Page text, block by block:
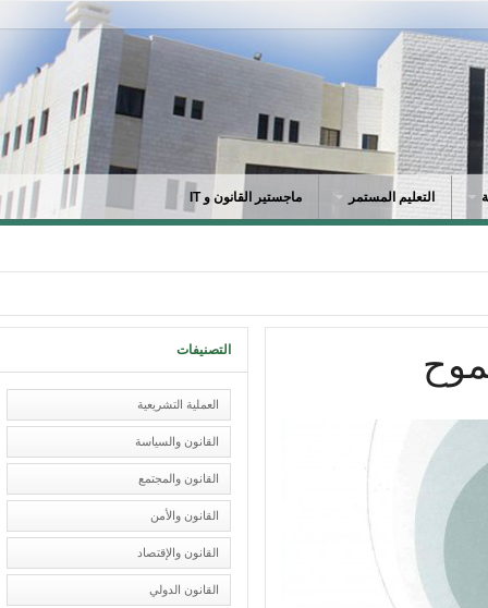
التعليم المستمر ماجستير القانون و IT
التصنيفات
العملية التشريعية
القانون والسياسة
القانون والمجتمع
القانون والأمن
القانون والإقتصاد
القانون الدولي